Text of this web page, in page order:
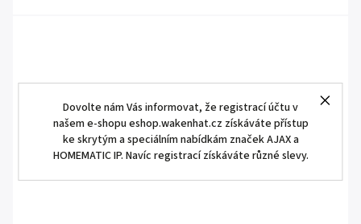
Dovolte nám Vás informovat, že registrací účtu v
našem e-shopu eshop.wakenhat.cz získáváte přístup
ke skrytým a speciálním nabídkám značek AJAX a
HOMEMATIC IP. Navíc registrací získáváte různé slevy.